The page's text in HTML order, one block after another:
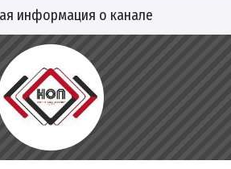
информация о канале